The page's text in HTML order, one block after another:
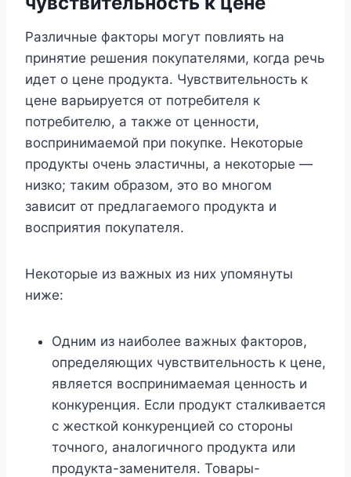
Различные факторы могут повлиять на
принятие решения покупателями, когда речь
идет о цене продукта. Чувствительность к
цене варьируется от потребителя к
потребителю, а также от ценности,
воспринимаемой при покупке. Некоторые
продукты очень эластичны, а некоторые —
низко; таким образом, это во многом
зависит от предлагаемого продукта и
восприятия покупателя.
Некоторые из важных из них упомянуты
ниже:
Одним из наиболее важных факторов,
определяющих чувствительность к цене,
является воспринимаемая ценность и
конкуренция. Если продукт сталкивается
с жесткой конкуренцией со стороны
точного, аналогичного продукта или
продукта-заменителя. Товары-